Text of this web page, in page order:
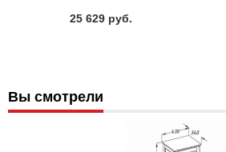
25 629 руб.
Вы смотрели